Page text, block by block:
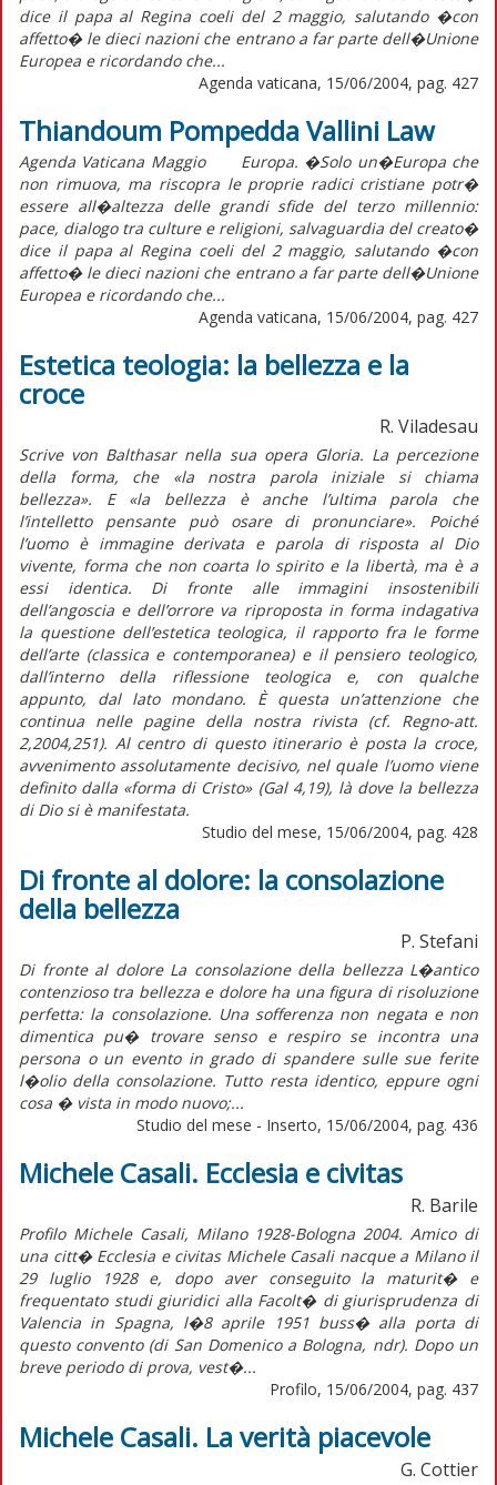
dice il papa al Regina coeli del 2 maggio, salutando �con
affetto� le dieci nazioni che entrano a far parte dell�Unione
Europea e ricordando che...
Agenda vaticana, 15/06/2004, pag. 427
Thiandoum Pompedda Vallini Law
Agenda Vaticana Maggio Europa. �Solo un�Europa che
non rimuova, ma riscopra le proprie radici cristiane potr�
essere all�altezza delle grandi sfide del terzo millennio:
pace, dialogo tra culture e religioni, salvaguardia del creato�
dice il papa al Regina coeli del 2 maggio, salutando �con
affetto� le dieci nazioni che entrano a far parte dell�Unione
Europea e ricordando che...
Agenda vaticana, 15/06/2004, pag. 427
Estetica teologia: la bellezza e la
croce
R. Viladesau
Scrive von Balthasar nella sua opera Gloria. La percezione
della forma, che «la nostra parola iniziale si chiama
bellezza». E «la bellezza è anche l’ultima parola che
l’intelletto pensante può osare di pronunciare». Poiché
l’uomo è immagine derivata e parola di risposta al Dio
vivente, forma che non coarta lo spirito e la libertà, ma è a
essi identica. Di fronte alle immagini insostenibili
dell’angoscia e dell’orrore va riproposta in forma indagativa
la questione dell’estetica teologica, il rapporto fra le forme
dell’arte (classica e contemporanea) e il pensiero teologico,
dall’interno della riflessione teologica e, con qualche
appunto, dal lato mondano. È questa un’attenzione che
continua nelle pagine della nostra rivista (cf. Regno-att.
2,2004,251). Al centro di questo itinerario è posta la croce,
avvenimento assolutamente decisivo, nel quale l’uomo viene
definito dalla «forma di Cristo» (Gal 4,19), là dove la bellezza
di Dio si è manifestata.
Studio del mese, 15/06/2004, pag. 428
Di fronte al dolore: la consolazione
della bellezza
P. Stefani
Di fronte al dolore La consolazione della bellezza L�antico
contenzioso tra bellezza e dolore ha una figura di risoluzione
perfetta: la consolazione. Una sofferenza non negata e non
dimentica pu� trovare senso e respiro se incontra una
persona o un evento in grado di spandere sulle sue ferite
l�olio della consolazione. Tutto resta identico, eppure ogni
cosa � vista in modo nuovo;...
Studio del mese - Inserto, 15/06/2004, pag. 436
Michele Casali. Ecclesia e civitas
R. Barile
Profilo Michele Casali, Milano 1928-Bologna 2004. Amico di
una citt� Ecclesia e civitas Michele Casali nacque a Milano il
29 luglio 1928 e, dopo aver conseguito la maturit� e
frequentato studi giuridici alla Facolt� di giurisprudenza di
Valencia in Spagna, l�8 aprile 1951 buss� alla porta di
questo convento (di San Domenico a Bologna, ndr). Dopo un
breve periodo di prova, vest�...
Profilo, 15/06/2004, pag. 437
Michele Casali. La verità piacevole
G. Cottier